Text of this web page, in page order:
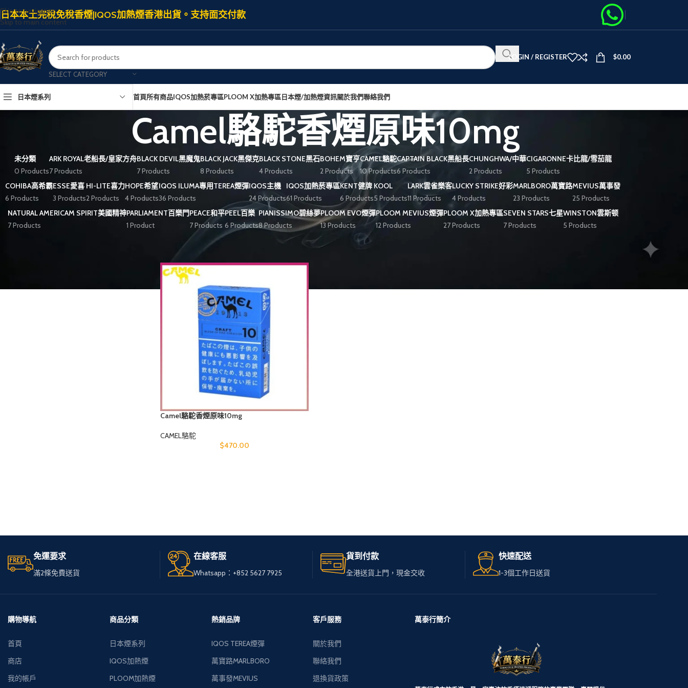
Skip to navigation
Skip to main content
日本本土完稅免稅香煙|IQOS加熱煙香港出貨。支持面交付款
SELECT CATEGORY
LOGIN / REGISTER $0.00
日本煙系列 首頁所有商品IQOS加熱菸專區PLOOM X加熱專區日本煙/加熱煙資訊關於我們聯絡我們
Camel駱駝香煙原味10mg
未分類
0 Products
ARK ROYAL老船長/皇家方舟
7 Products
BLACK DEVIL黑魔鬼
7 Products
BLACK JACK黑傑克
8 Products
BLACK STONE黑石
4 Products
BOHEM寶亨
2 Products
CAMEL駱駝
10 Products
CAPTAIN BLACK黑船長
6 Products
CHUNGHWA/中華
2 Products
CIGARONNE卡比龍/雪茄龍
5 Products
COHIBA高希霸
6 Products
ESSE愛喜
3 Products
HI-LITE喜力
2 Products
HOPE希望
4 Products
IQOS ILUMA專用TEREA煙彈
36 Products
IQOS主機
24 Products
IQOS加熱菸專區
61 Products
KENT健牌
6 Products
KOOL
5 Products
LARK雲雀樂客
11 Products
LUCKY STRIKE好彩
4 Products
MARLBORO萬寶路
23 Products
MEVIUS萬事發
25 Products
NATURAL AMERICAM SPIRIT美國精神
7 Products
PARLIAMENT百樂門
1 Product
PEACE和平
7 Products
PEEL百樂
6 Products
PIANISSIMO碧絲夢
8 Products
PLOOM EVO煙彈
13 Products
PLOOM MEVIUS煙彈
12 Products
PLOOM X加熱專區
27 Products
SEVEN STARS七星
7 Products
WINSTON雲斯顿
5 Products
商品標籤為 “Camel駱駝香煙原味10mg”
Camel駱駝香煙原味10mg
CAMEL駱駝
$470.00
免運要求
滿2條免費送貨
在線客服
Whatsapp：+852 5627 7925
貨到付款
全港送貨上門，現金交收
快速配送
1-3個工作日送貨
購物導航
首頁
商店
我的帳戶
商品分類
日本煙系列
IQOS加熱煙
PLOOM加熱煙
熱銷品牌
IQOS TEREA煙彈
萬寶路MARLBORO
萬事發MEVIUS
客戶服務
關於我們
聯絡我們
退換貨政策
萬泰行簡介